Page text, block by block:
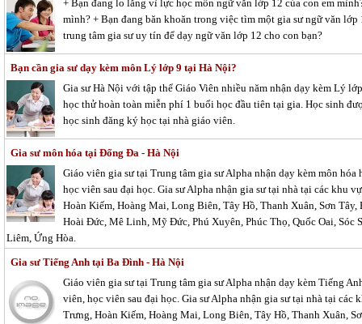
+ Bạn đang lo lắng vì lực học môn ngữ văn lớp 12 của con em
mình? + Bạn đang băn khoăn trong việc tìm một gia sư ngữ văn
trung tâm gia sư uy tín để dạy ngữ văn lớp 12 cho con bạn?
Bạn cần gia sư dạy kèm môn Lý lớp 9 tại Hà Nội?
Gia sư Hà Nội với tập thể Giáo Viên nhiều năm nhận dạy kèm Lý
học thử hoàn toàn miễn phí 1 buổi học đầu tiên tại gia. Học sinh
học sinh đăng ký học tại nhà giáo viên.
Gia sư môn hóa tại Đống Đa - Hà Nội
Giáo viên gia sư tại Trung tâm gia sư Alpha nhận dạy kèm môn
học viên sau đại học. Gia sư Alpha nhận gia sư tại nhà tại các khu
Hoàn Kiếm, Hoàng Mai, Long Biên, Tây Hồ, Thanh Xuân, Sơn
Hoài Đức, Mê Linh, Mỹ Đức, Phú Xuyên, Phúc Thọ, Quốc Oai, Sóc
Liêm, Ứng Hòa.
Gia sư Tiếng Anh tại Ba Đình - Hà Nội
Giáo viên gia sư tại Trung tâm gia sư Alpha nhận dạy kèm Tiếng
viên, học viên sau đại học. Gia sư Alpha nhận gia sư tại nhà tại
Trưng, Hoàn Kiếm, Hoàng Mai, Long Biên, Tây Hồ, Thanh Xuân,